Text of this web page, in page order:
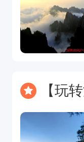
【玩转江西5